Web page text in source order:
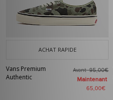
ACHAT RAPIDE
Vans Premium
Authentic
Avant95,00€
Maintenant
65,00€